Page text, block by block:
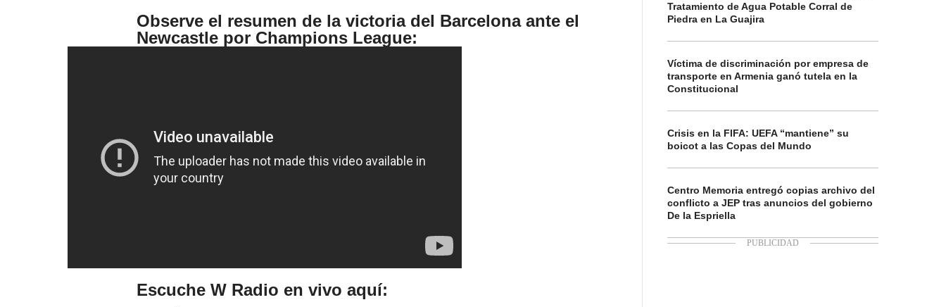
Observe el resumen de la victoria del Barcelona ante el
Newcastle por Champions League:
Escuche W Radio en vivo aquí:
Tratamiento de Agua Potable Corral de
Piedra en La Guajira
Víctima de discriminación por empresa de
transporte en Armenia ganó tutela en la
Constitucional
Crisis en la FIFA: UEFA “mantiene” su
boicot a las Copas del Mundo
Centro Memoria entregó copias archivo del
conflicto a JEP tras anuncios del gobierno
De la Espriella